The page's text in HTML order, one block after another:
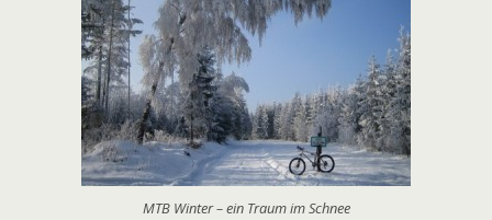
MTB Winter – ein Traum im Schnee